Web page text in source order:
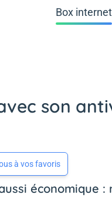
Box internet
son
à vos favoris
économique :